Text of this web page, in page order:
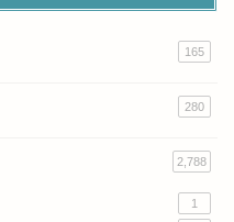
165
280
2,788
1